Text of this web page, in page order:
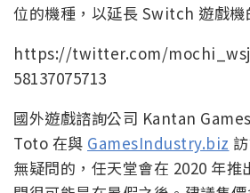
位的機種，以延長 Switch 遊戲機
https://twitter.com/
58137075713
國外遊戲諮詢公司 Kantan
Toto 在與 GamesIndustry.biz
無疑問的，任天堂會在 2020 年